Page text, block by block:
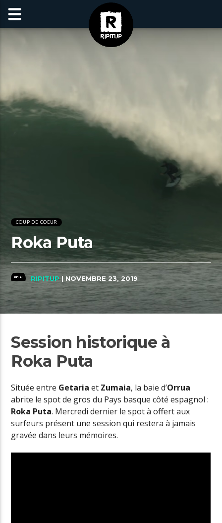
COUP DE COEUR
Roka Puta
RIPITUP| NOVEMBRE 23, 2019
Session historique à
Roka Puta
Située entre Getaria et Zumaia, la baie d’Orrua
abrite le spot de gros du Pays basque côté espagnol :
Roka Puta. Mercredi dernier le spot à offert aux
surfeurs présent une session qui restera à jamais
gravée dans leurs mémoires.